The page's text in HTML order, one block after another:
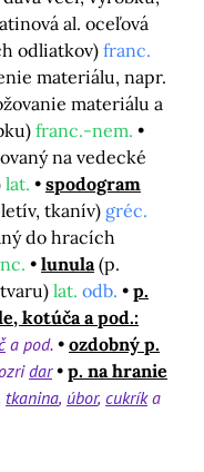
al. oceľová
odliatkov)franc.
materiálu, napr.
materiálu a
franc.-nem.
na vedecké
lat.
spodogram
tkanív) gréc.
do hracích
lunula (p.
lat. odb.
p.
kotúča a pod.:
a pod.
ozdobný p.
dar
p. na hranie
tkanina úbor cukrík a